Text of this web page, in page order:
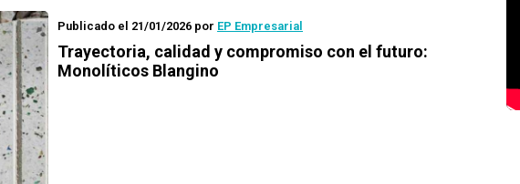
Publicado el 21/01/2026 por EP Empresarial
Trayectoria, calidad y compromiso con el futuro:
Monolíticos Blangino